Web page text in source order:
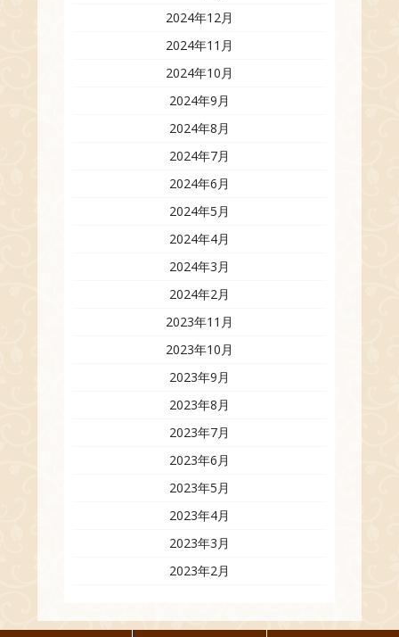
2024年12月
2024年11月
2024年10月
2024年9月
2024年8月
2024年7月
2024年6月
2024年5月
2024年4月
2024年3月
2024年2月
2023年11月
2023年10月
2023年9月
2023年8月
2023年7月
2023年6月
2023年5月
2023年4月
2023年3月
2023年2月